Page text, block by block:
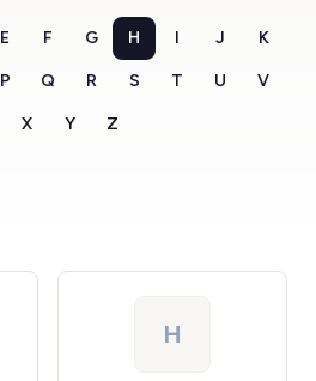
E F G H I J K
P Q R S T U V
X Y Z
H